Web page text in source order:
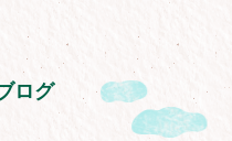
ログ